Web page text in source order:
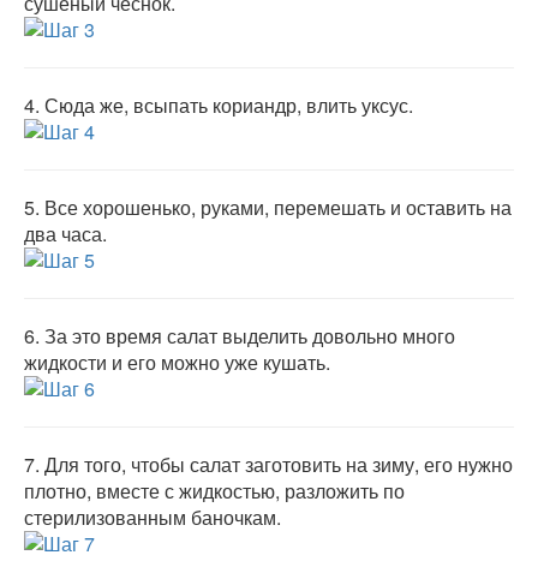
4. Сюда же, всыпать кориандр, влить уксус.
5. Все хорошенько, руками, перемешать и оставить на
два часа.
6. За это время салат выделить довольно много
жидкости и его можно уже кушать.
7. Для того, чтобы салат заготовить на зиму, его нужно
плотно, вместе с жидкостью, разложить по
стерилизованным баночкам.